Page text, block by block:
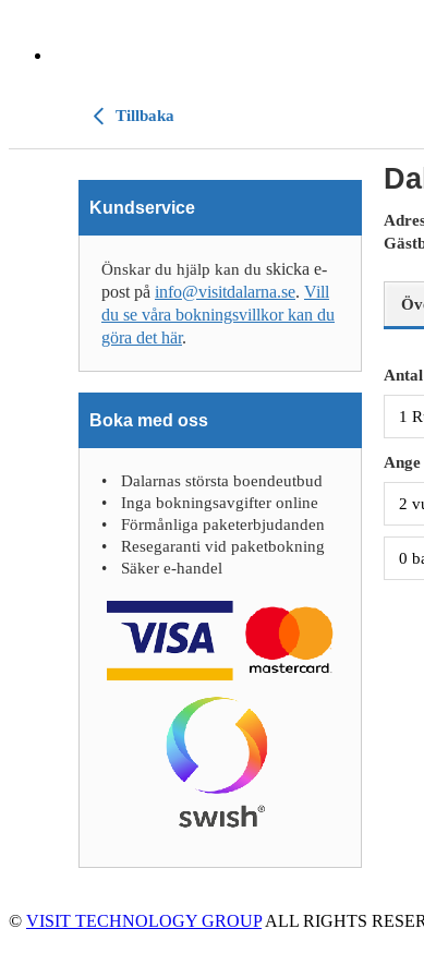
Tillbaka
Kundservice
Önskar du hjälp kan du skicka e-
post på info@visitdalarna.se. Vill
du se våra bokningsvillkor kan du
göra det här.
Boka med oss
Dalarnas största boendeutbud
Inga bokningsavgifter online
Förmånliga paketerbjudanden
Resegaranti vid paketbokning
Säker e-handel
© VISIT TECHNOLOGY GROUPALL RIGHTS